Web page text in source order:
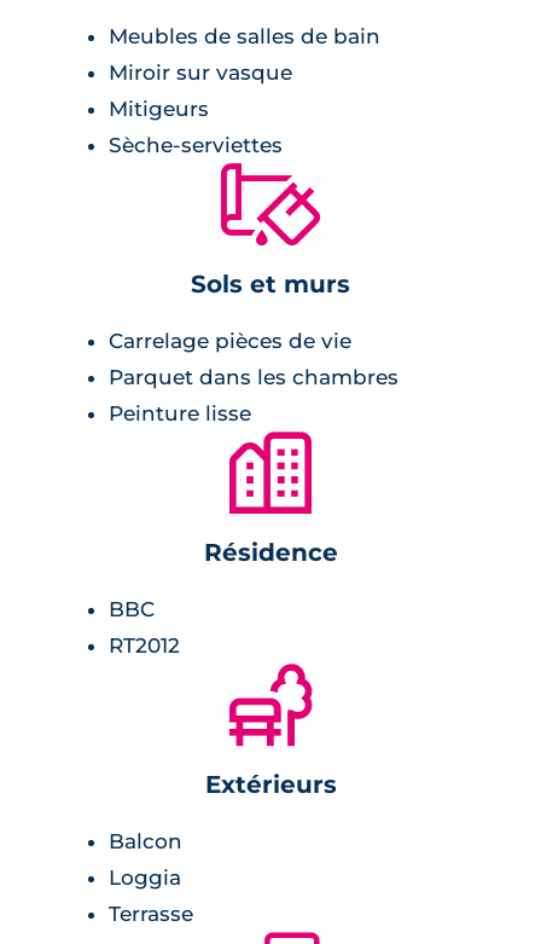
Pièce à vivre :
double vitrage isolant,
volets roulants à commande électrique,
chaudière individuelle au gaz,
thermostat d'ambiance,
détecteur de fumée,
Salle de bains :
cabine de douche ou baignoire selon les
meuble-vasque rehaussé d'un miroir
carrelage avec plinthes assorties.
Meubles de salles de bain
Miroir sur vasque
Mitigeurs
Sèche-serviettes
🔨
Sols et murs
Carrelage pièces de vie
Parquet dans les chambres
Peinture lisse
🏙
Résidence
BBC
RT2012
🌲
Extérieurs
Balcon
Loggia
Terrasse